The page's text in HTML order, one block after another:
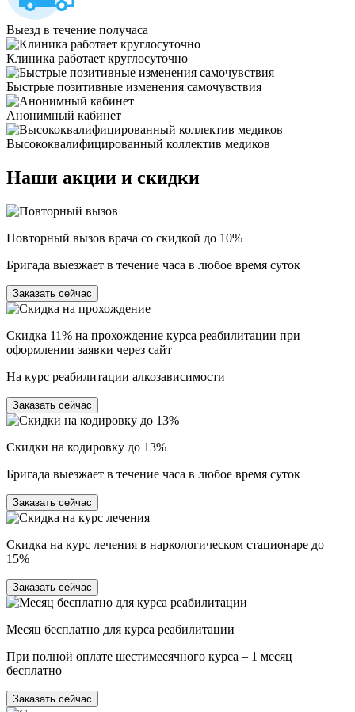
Выезд в течение получаса
Клиника работает круглосуточно
Быстрые позитивные изменения самочувствия
Анонимный кабинет
Высококвалифицированный коллектив медиков
Наши акции и скидки
Повторный вызов врача со скидкой до 10%
Бригада выезжает в течение часа в любое время суток
Заказать сейчас
Скидка 11% на прохождение курса реабилитации при
оформлении заявки через сайт
На курс реабилитации алкозависимости
Заказать сейчас
Скидки на кодировку до 13%
Бригада выезжает в течение часа в любое время суток
Заказать сейчас
Скидка на курс лечения в наркологическом стационаре до
15%
Заказать сейчас
Месяц бесплатно для курса реабилитации
При полной оплате шестимесячного курса – 1 месяц
бесплатно
Заказать сейчас